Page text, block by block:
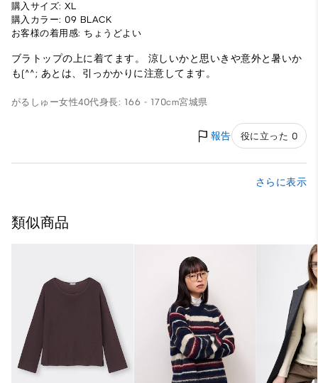
購入サイズ: XL
購入カラー: 09 BLACK
お客様の着用感: ちょうどよい
ブラトップの上に着てます。 涼しいかと思いきや意外と暑いか
も(^^; あとは、引っかかりに注意してます。
がるしゅー女性40代身長: 166 - 170cm宮城県
報告 役に立った 0
さらに表示
類似商品